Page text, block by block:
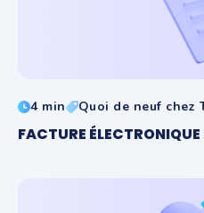
4 min Quoi de neuf chez
FACTURE